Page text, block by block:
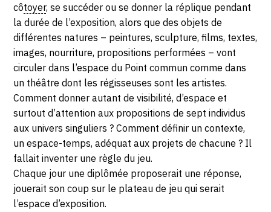
côtoyer, se succéder ou se donner la réplique pendant
la durée de l’exposition, alors que des objets de
différentes natures – peintures, sculpture, films, textes,
images, nourriture, propositions performées – vont
circuler dans l’espace du Point commun comme dans
un théâtre dont les régisseuses sont les artistes.
Comment donner autant de visibilité, d’espace et
surtout d’attention aux propositions de sept individus
aux univers singuliers ? Comment définir un contexte,
un espace-temps, adéquat aux projets de chacune ? Il
fallait inventer une règle du jeu.
Chaque jour une diplômée proposerait une réponse,
jouerait son coup sur le plateau de jeu qui serait
l’espace d’exposition.